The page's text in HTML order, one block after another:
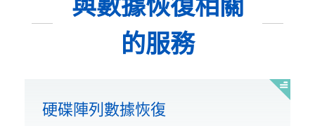
與數據恢復相關
的服務
硬碟陣列數據恢復